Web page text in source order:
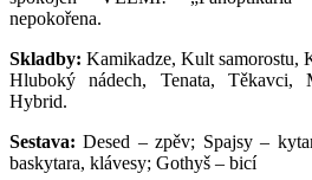
nepokořena.
Skladby: Kamikadze, Kult samorostu,
Hluboký nádech, Tenata, Těkavci,
Hybrid.
Sestava: Desed – zpěv; Spajsy –
baskytara, klávesy; Gothyš – bicí